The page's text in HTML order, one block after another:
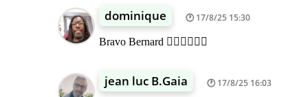
dominique 17/8/25 15:30
Bravo Bernard 👍🏾👍🏾👍🏾
jean luc B.Gaia 17/8/25 16:03